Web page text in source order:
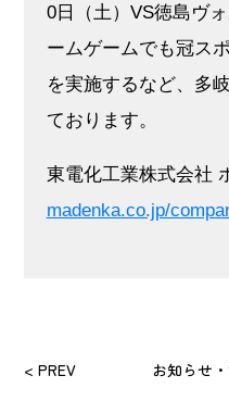
0日（土）VS徳島ヴ
ームゲームでも冠ス
を実施するなど、多
ております。
東電化工業株式会社
madenka.co.jp/
< PREV お知らせ